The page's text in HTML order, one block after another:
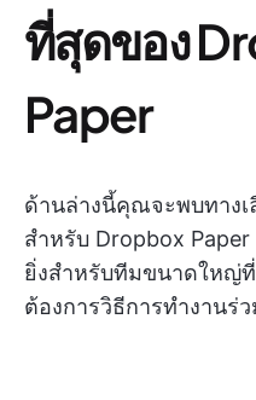
ที่สุดของ
Paper
ด้านล่างนี้คุณจะพบทาง
สำหรับ Dropbox
ยิ่งสำหรับทีมขนาดใหญ่
ต้องการวิธีการทำงานร่